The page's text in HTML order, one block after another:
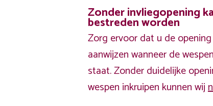
Zonder invliegopening
bestreden worden
Zorg ervoor dat u de
aanwijzen wanneer de
staat. Zonder duidelijke
wespen inkruipen kunnen wij